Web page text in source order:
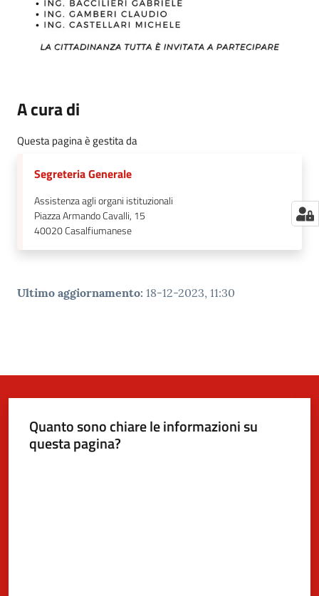
A cura di
Questa pagina è gestita da
Segreteria Generale
Assistenza agli organi istituzionali
Piazza Armando Cavalli, 15
40020Casalfiumanese
Ultimo aggiornamento: 18-12-2023, 11:30
Quanto sono chiare le informazioni su
questa pagina?